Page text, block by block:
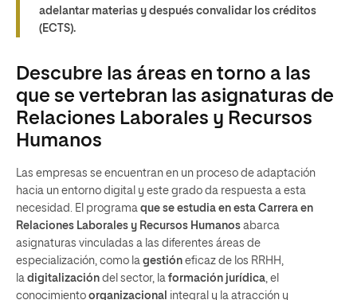
adelantar materias y después convalidar los créditos
(ECTS).
Descubre las áreas en torno a las
que se vertebran las asignaturas de
Relaciones Laborales y Recursos
Humanos
Las empresas se encuentran en un proceso de adaptación
hacia un entorno digital y este grado da respuesta a esta
necesidad. El programa que se estudia en esta Carrera en
Relaciones Laborales y Recursos Humanos abarca
asignaturas vinculadas a las diferentes áreas de
especialización, como la gestión eficaz de los RRHH,
la digitalización del sector, la formación jurídica, el
conocimiento organizacional integral y la atracción y